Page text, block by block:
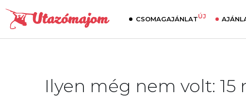
CSOMAGAJÁNLATÚJ
Ilyen még nem volt: 15